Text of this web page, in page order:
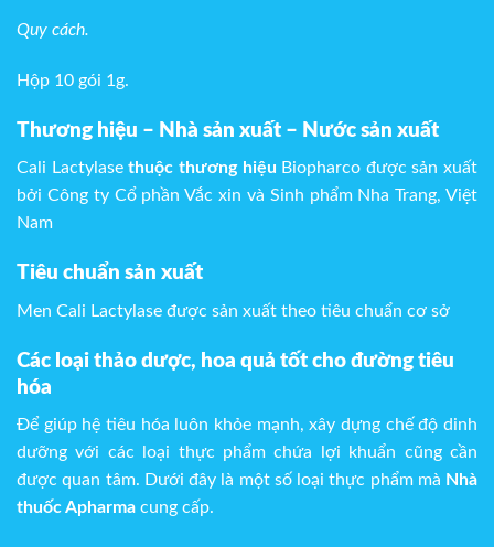
Quy cách.
Hộp 10 gói 1g.
Thương hiệu – Nhà sản xuất – Nước sản xuất
Cali Lactylasethuộc thương hiệu Biopharco được sản xuất
bởi Công ty Cổ phần Vắc xin và Sinh phẩm Nha Trang, Việt
Nam
Tiêu chuẩn sản xuất
Men Cali Lactylase được sản xuất theo tiêu chuẩn cơ sở
Các loại thảo dược, hoa quả tốt cho đường tiêu
hóa
Để giúp hệ tiêu hóa luôn khỏe mạnh, xây dựng chế độ dinh
dưỡng với các loại thực phẩm chứa lợi khuẩn cũng cần
được quan tâm. Dưới đây là một số loại thực phẩm mà Nhà
thuốc Apharma cung cấp.